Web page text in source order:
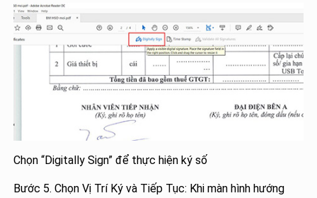
Chọn “Digitally Sign” để thực hiện ký số
Bước 5. Chọn Vị Trí Ký và Tiếp Tục: Khi màn hình hướng